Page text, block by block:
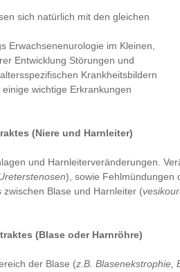
sich natürlich mit den gleichen
Erwachsenenurologie im Kleinen,
Entwicklung Störungen und
Krankheitsbildern
wichtige Erkrankungen
(Niere und Harnleiter)
und Harnleiterveränderungen.
), sowie Fehlmündungen
Blase und Harnleiter (
(Blase oder Harnröhre)
der Blase (z.B. Blasenekstrophie,